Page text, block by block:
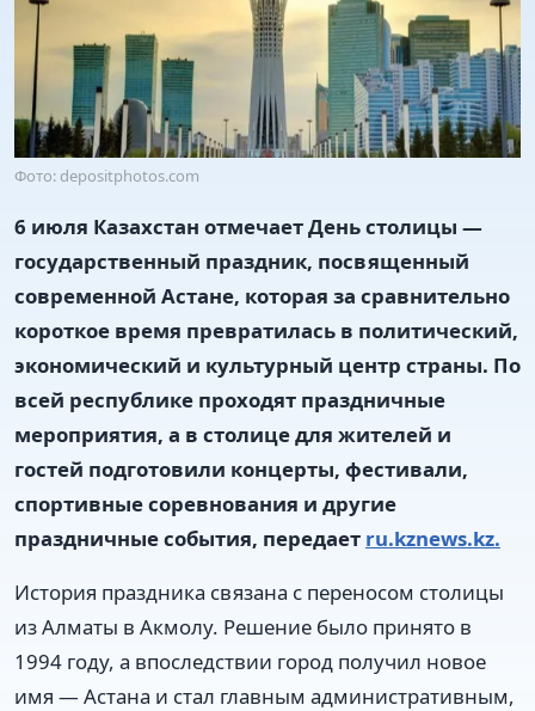
Фото: depositphotos.com
6 июля Казахстан отмечает День столицы —
государственный праздник, посвященный
современной Астане, которая за сравнительно
короткое время превратилась в политический,
экономический и культурный центр страны. По
всей республике проходят праздничные
мероприятия, а в столице для жителей и
гостей подготовили концерты, фестивали,
спортивные соревнования и другие
праздничные события, передает ru.kznews.kz.
История праздника связана с переносом столицы
из Алматы в Акмолу. Решение было принято в
1994 году, а впоследствии город получил новое
имя — Астана и стал главным административным,